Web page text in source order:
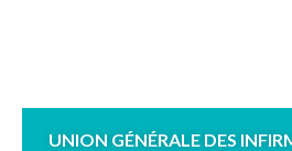
UNION GÉNÉRALE DES